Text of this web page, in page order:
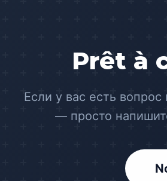
Prêt à
Если у вас есть вопрос
— просто